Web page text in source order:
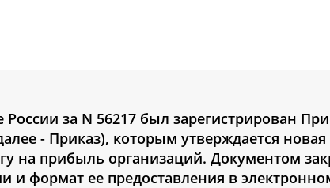
России за N 56217 был зарегистрирован
- Приказ), которым утверждается
на прибыль организаций. Документом
и формат ее предоставления в